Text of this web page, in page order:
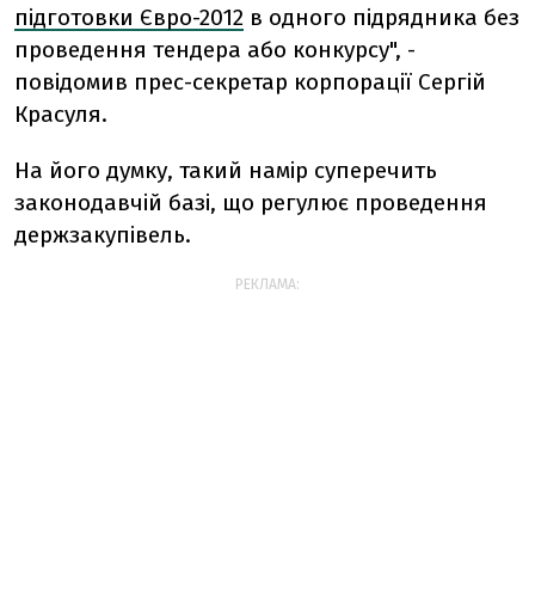
підготовки Євро-2012 в одного підрядника без
проведення тендера або конкурсу", -
повідомив прес-секретар корпорації Сергій
Красуля.
На його думку, такий намір суперечить
законодавчій базі, що регулює проведення
держзакупівель.
РЕКЛАМА: